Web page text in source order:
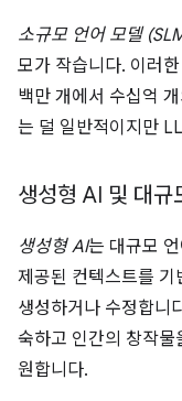
소규모 언어 모델
모가 작습니다. 이러
백만 개에서 수십억
는 덜 일반적이지만
생성형 AI 및 대규
생성형 AI는 대규모
제공된 컨텍스트를
생성하거나 수정합니
숙하고 인간의 창작물
원합니다.